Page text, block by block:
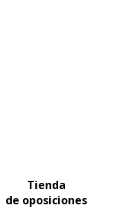
Tienda
de oposiciones